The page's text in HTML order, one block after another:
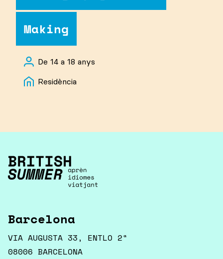
Making
De 14 a 18 anys
Residència
Barcelona
VIA AUGUSTA 33, ENTLO 2ª
08006 BARCELONA